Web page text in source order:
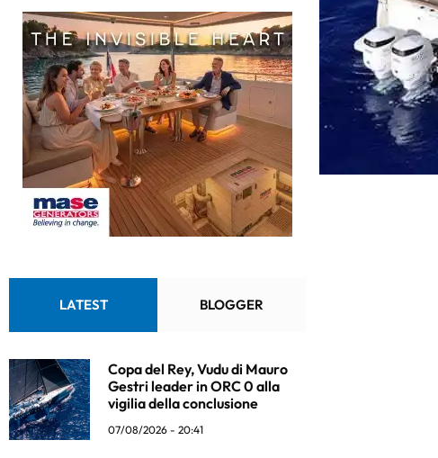
LATEST BLOGGER
Copa del Rey, Vudu di Mauro
Gestri leader in ORC 0 alla
vigilia della conclusione
07/08/2026 - 20:41